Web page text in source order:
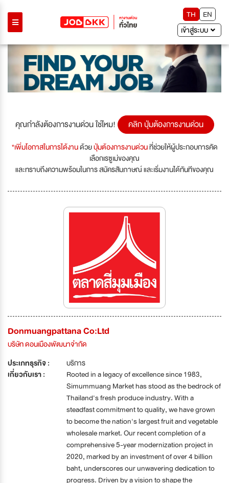
TH
EN
เข้าสู่ระบบ
คุณกำลังต้องการงานด่วน ใช่ไหม! คลิก ปุ่มต้องการงานด่วน
*เพิ่มโอกาสในการได้งานด้วยปุ่มต้องการงานด่วนที่ช่วยให้ผู้ประกอบการคัด
เลือกเรซูเม่ของคุณ
และทราบถึงความพร้อมในการ สมัครสัมภาษณ์ และเริ่มงานได้ทันทีของคุณ
Donmuangpattana Co:Ltd
บริษัท ดอนเมืองพัฒนาจำกัด
ประเภทธุรกิจ :
บริการ
เกี่ยวกับเรา :
Rooted in a legacy of excellence since 1983,
Simummuang Market has stood as the bedrock of
Thailand's fresh produce industry. With a
steadfast commitment to quality, we have grown
to become the nation's largest fruit and vegetable
wholesale market. Our recent completion of a
comprehensive 5-year modernization project in
2020, marked by an investment of over 4 billion
baht, underscores our unwavering dedication to
progress. Driven by a vision to shape the